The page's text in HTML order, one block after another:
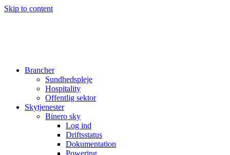
Skip to content
Brancher
Sundhedspleje
Hospitality
Offentlig sektor
Skytjenester
Binero sky
Log ind
Driftsstatus
Dokumentation